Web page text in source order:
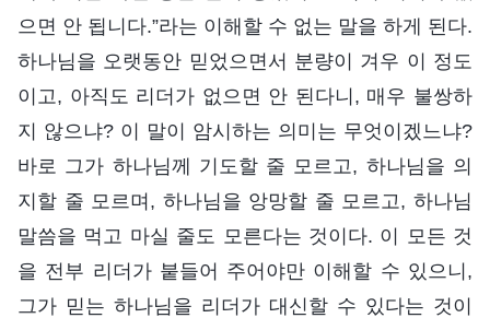
으면 안 됩니다.”라는 이해할 수 없는 말을 하게 된다.
하나님을 오랫동안 믿었으면서 분량이 겨우 이 정도
이고, 아직도 리더가 없으면 안 된다니, 매우 불쌍하
지 않으냐? 이 말이 암시하는 의미는 무엇이겠느냐?
바로 그가 하나님께 기도할 줄 모르고, 하나님을 의
지할 줄 모르며, 하나님을 앙망할 줄 모르고, 하나님
말씀을 먹고 마실 줄도 모른다는 것이다. 이 모든 것
을 전부 리더가 붙들어 주어야만 이해할 수 있으니,
그가 믿는 하나님을 리더가 대신할 수 있다는 것이